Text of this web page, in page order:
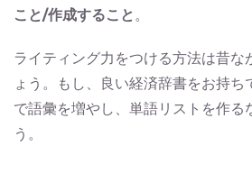
こと/作成すること。
ライティング力をつける方法は昔な
ょう。もし、良い経済辞書をお持ち
で語彙を増やし、単語リストを作る
う。